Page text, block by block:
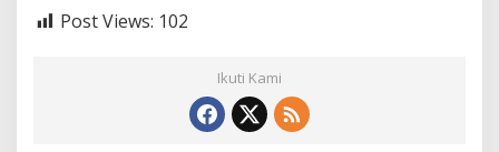
Post Views: 102
Ikuti Kami